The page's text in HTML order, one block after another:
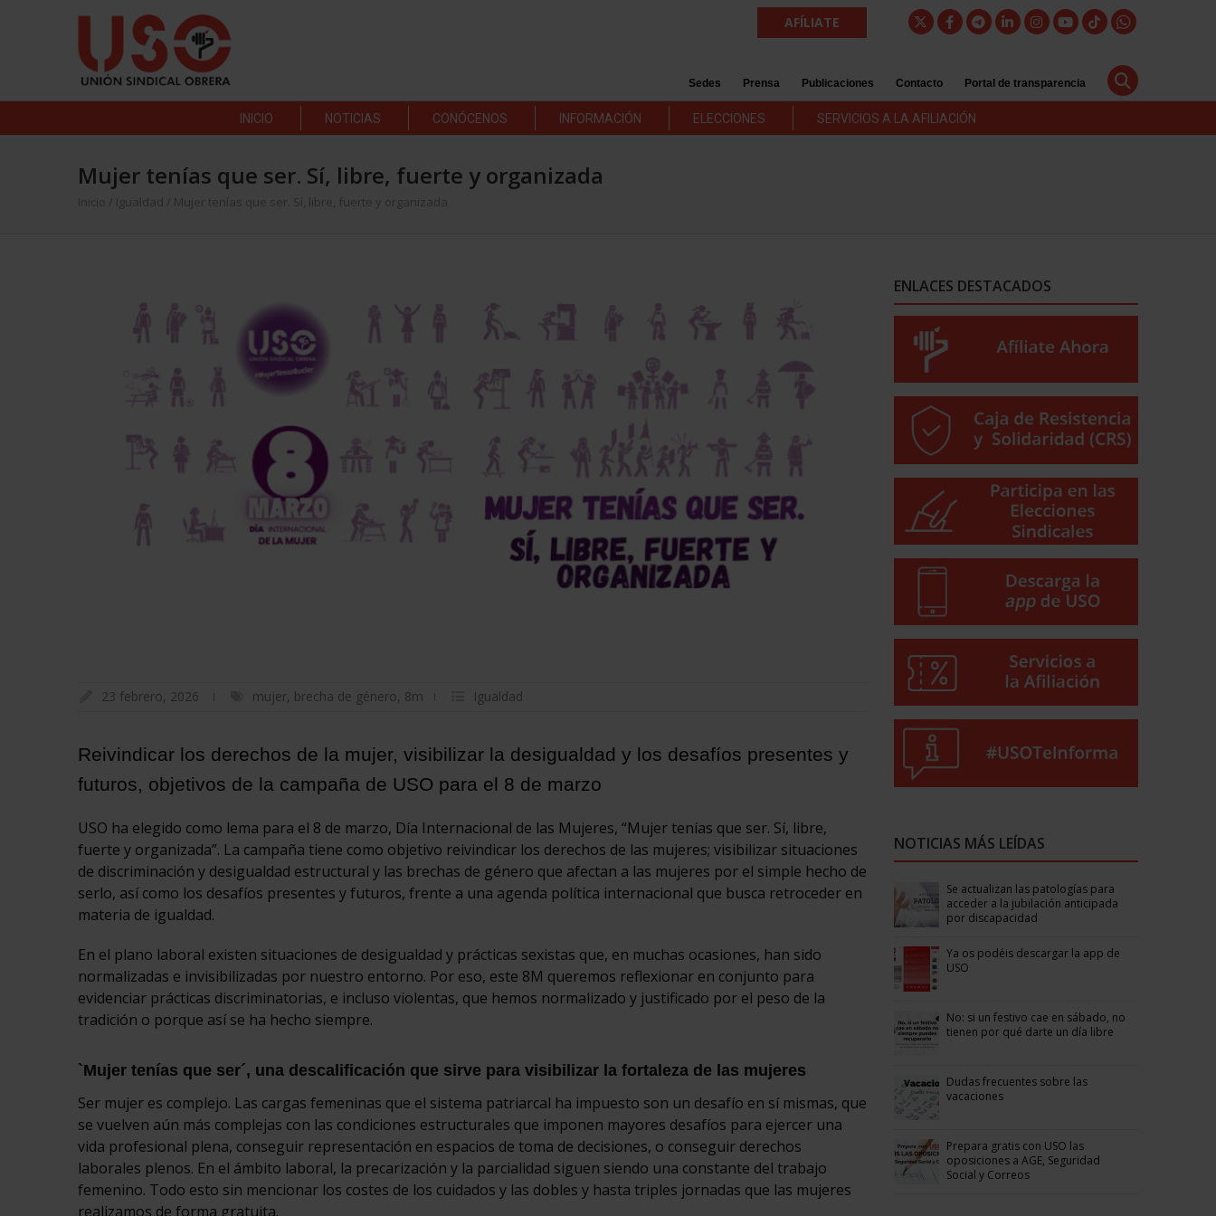
AFÍLIATE
Sedes Prensa Publicaciones Contacto Portal de transparencia
INICIO NOTICIAS CONÓCENOS INFORMACIÓN ELECCIONES SERVICIOS A LA AFILIACIÓN
Mujer tenías que ser. Sí, libre, fuerte y organizada
Inicio Igualdad Mujer tenías que ser. Sí, libre, fuerte y organizada
23 febrero, 2026 mujer, brecha de género, 8m Igualdad
Reivindicar los derechos de la mujer, visibilizar la desigualdad y los desafíos presentes y
futuros, objetivos de la campaña de USO para el 8 de marzo
USO ha elegido como lema para el 8 de marzo, Día Internacional de las Mujeres, “Mujer tenías que ser. Sí, libre,
fuerte y organizada”. La campaña tiene como objetivo reivindicar los derechos de las mujeres; visibilizar situaciones
de discriminación y desigualdad estructural y las brechas de género que afectan a las mujeres por el simple hecho de
serlo, así como los desafíos presentes y futuros, frente a una agenda política internacional que busca retroceder en
materia de igualdad.
En el plano laboral existen situaciones de desigualdad y prácticas sexistas que, en muchas ocasiones, han sido
normalizadas e invisibilizadas por nuestro entorno. Por eso, este 8M queremos reflexionar en conjunto para
evidenciar prácticas discriminatorias, e incluso violentas, que hemos normalizado y justificado por el peso de la
tradición o porque así se ha hecho siempre.
`Mujer tenías que ser´, una descalificación que sirve para visibilizar la fortaleza de las mujeres
Ser mujer es complejo. Las cargas femeninas que el sistema patriarcal ha impuesto son un desafío en sí mismas, que
se vuelven aún más complejas con las condiciones estructurales que imponen mayores desafíos para ejercer una
vida profesional plena, conseguir representación en espacios de toma de decisiones, o conseguir derechos
laborales plenos. En el ámbito laboral, la precarización y la parcialidad siguen siendo una constante del trabajo
femenino. Todo esto sin mencionar los costes de los cuidados y las dobles y hasta triples jornadas que las mujeres
realizamos de forma gratuita.
ENLACES DESTACADOS
NOTICIAS MÁS LEÍDAS
Se actualizan las patologías para
acceder a la jubilación anticipada
por discapacidad
Ya os podéis descargar la app de
USO
No: si un festivo cae en sábado, no
tienen por qué darte un día libre
Dudas frecuentes sobre las
vacaciones
Prepara gratis con USO las
oposiciones a AGE, Seguridad
Social y Correos